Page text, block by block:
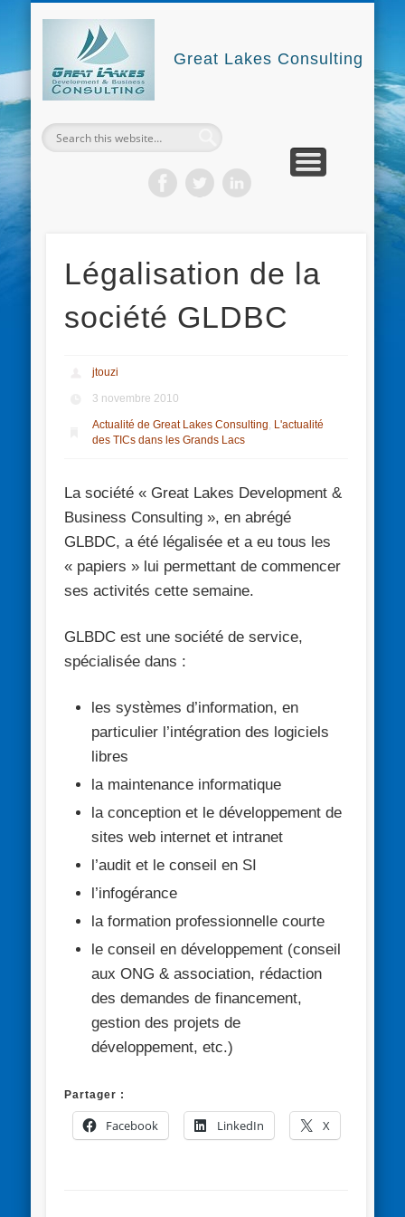
Great Lakes Consulting
Légalisation de la
société GLDBC
jtouzi
3 novembre 2010
Actualité de Great Lakes Consulting, L'actualité
des TICs dans les Grands Lacs
La société « Great Lakes Development &
Business Consulting », en abrégé
GLBDC, a été légalisée et a eu tous les
« papiers » lui permettant de commencer
ses activités cette semaine.
GLBDC est une société de service,
spécialisée dans :
les systèmes d’information, en
particulier l’intégration des logiciels
libres
la maintenance informatique
la conception et le développement de
sites web internet et intranet
l’audit et le conseil en SI
l’infogérance
la formation professionnelle courte
le conseil en développement (conseil
aux ONG & association, rédaction
des demandes de financement,
gestion des projets de
développement, etc.)
Partager :
Facebook LinkedIn X